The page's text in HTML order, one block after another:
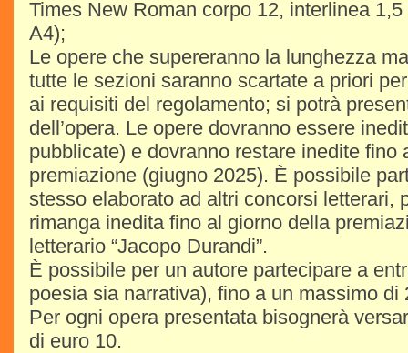
Times New Roman corpo 12, interlinea
A4);
Le opere che supereranno la lunghezza
tutte le sezioni saranno scartate a priori
ai requisiti del regolamento; si potrà
dell’opera. Le opere dovranno essere
pubblicate) e dovranno restare inedite fino
premiazione (giugno 2025). È possibile
stesso elaborato ad altri concorsi letterari,
rimanga inedita fino al giorno della
letterario “Jacopo Durandi”.
È possibile per un autore partecipare a
poesia sia narrativa), fino a un massimo di
Per ogni opera presentata bisognerà
di euro 10.